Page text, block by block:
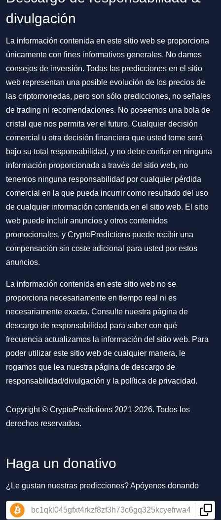
divulgación
La información contenida en este sitio web se proporciona
únicamente con fines informativos generales. No damos
consejos de inversión. Todas las predicciones en el sitio
web representan una posible evolución de los precios de
las criptomonedas, pero son sólo predicciones, no señales
de trading ni recomendaciones. No poseemos una bola de
cristal que nos permita ver el futuro. Cualquier decisión
comercial u otra decisión financiera que usted tome será
bajo su total responsabilidad, y no debe confiar en ninguna
información proporcionada a través del sitio web, no
tenemos ninguna responsabilidad por cualquier pérdida
comercial en la que pueda incurrir como resultado del uso
de cualquier información contenida en el sitio web. El sitio
web puede incluir anuncios y otros contenidos
promocionales, y CryptoPredictions puede recibir una
compensación sin coste adicional para usted por estos
anuncios.
La información contenida en este sitio web no se
proporciona necesariamente en tiempo real ni es
necesariamente exacta. Consulte nuestra página de
descargo de responsabilidad para saber con qué
frecuencia actualizamos la información del sitio web. Para
poder utilizar este sitio web de cualquier manera, le
rogamos que lea nuestra página de descargo de
responsabilidad/divulgación y la política de privacidad.
Copyright © CryptoPredictions 2021-2026. Todos los
derechos reservados.
Haga un donativo
¿Le gustan nuestras predicciones? Apóyenos donando